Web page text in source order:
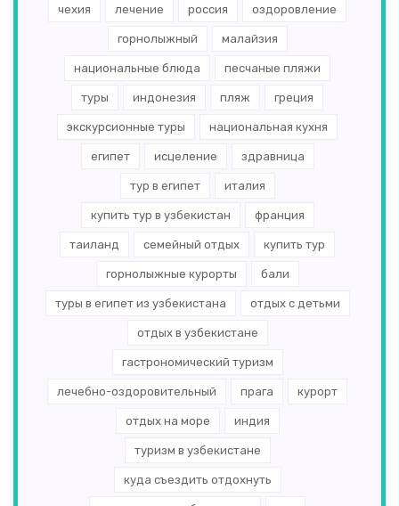
Финляндия(2)
Хорватия(2)
(2)
Филиппины(2)
Португалия(2)
чехия лечение россия оздоровление
горнолыжный малайзия
национальные блюда песчаные пляжи
туры индонезия пляж греция
экскурсионные туры национальная кухня
египет исцеление здравница
тур в египет италия
купить тур в узбекистан франция
таиланд семейный отдых купить тур
горнолыжные курорты бали
туры в египет из узбекистана отдых с детьми
отдых в узбекистане
гастрономический туризм
лечебно-оздоровительный прага курорт
отдых на море индия
туризм в узбекистане
куда съездить отдохнуть